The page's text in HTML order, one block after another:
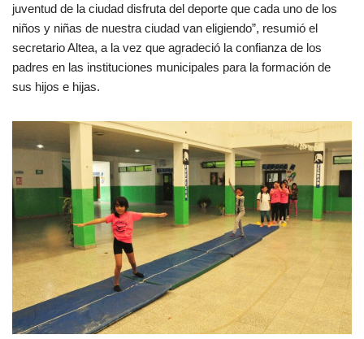
juventud de la ciudad disfruta del deporte que cada uno de los
niños y niñas de nuestra ciudad van eligiendo”, resumió el
secretario Altea, a la vez que agradeció la confianza de los
padres en las instituciones municipales para la formación de
sus hijos e hijas.